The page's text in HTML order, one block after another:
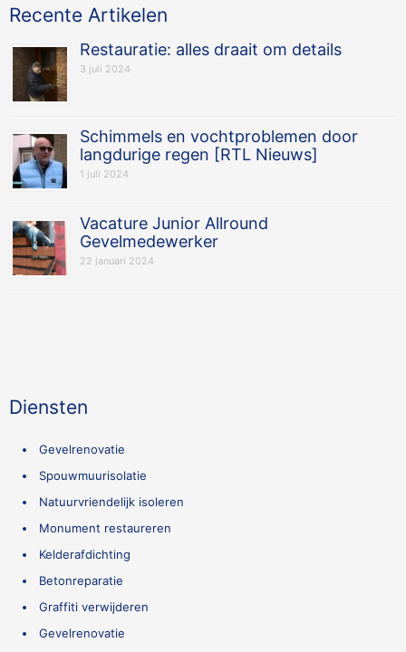
Recente Artikelen
Restauratie: alles draait om details
3 juli 2024
Schimmels en vochtproblemen door
langdurige regen [RTL Nieuws]
1 juli 2024
Vacature Junior Allround
Gevelmedewerker
22 januari 2024
Diensten
Gevelrenovatie
Spouwmuurisolatie
Natuurvriendelijk isoleren
Monument restaureren
Kelderafdichting
Betonreparatie
Graffiti verwijderen
Gevelrenovatie